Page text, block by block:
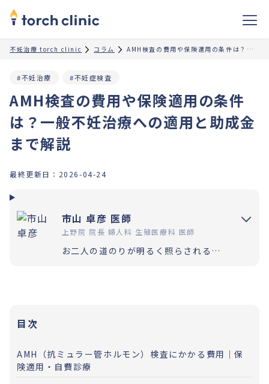
不妊治療 torch clinic コラム AMH検査の費用や保険適用の条件は？一般不妊治療への適用と助成金まで解説
AMH検査の費用や保険適用の条件
は？一般不妊治療への適用と助成金
まで解説
#不妊治療 #不妊症検査
最終更新日： 2026-04-24
市山 卓彦 医師
上野院 院長 婦人科 生殖医療科 医師
お二人の道のりが明るく照らされるよう「理解」と「納得」の上で選択いただく過程を大切にしています。エビデンスに基づいた高水準の医療提供により「幸せな家族計画の実現」をお手伝いさせていただきます。
目次
AMH（抗ミュラー管ホルモン）検査にかかる費用｜保
険適用・自費診療